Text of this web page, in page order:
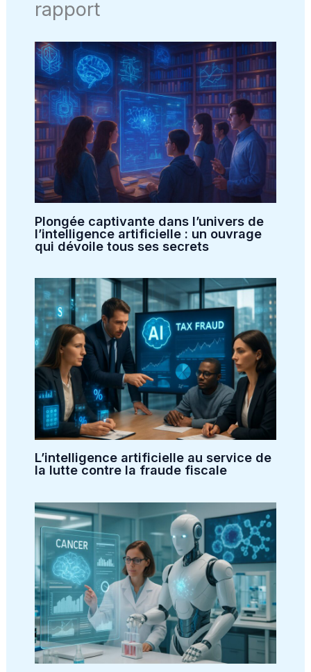
rapport
Plongée captivante dans l’univers de
l’intelligence artificielle : un ouvrage
qui dévoile tous ses secrets
L’intelligence artificielle au service de
la lutte contre la fraude fiscale